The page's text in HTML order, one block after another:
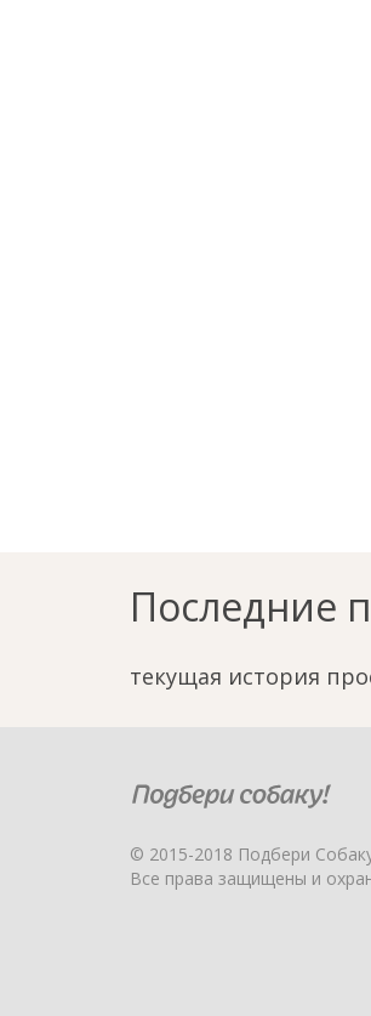
Последние
текущая история
© 2015-2018 Подбери
Все права защищены и